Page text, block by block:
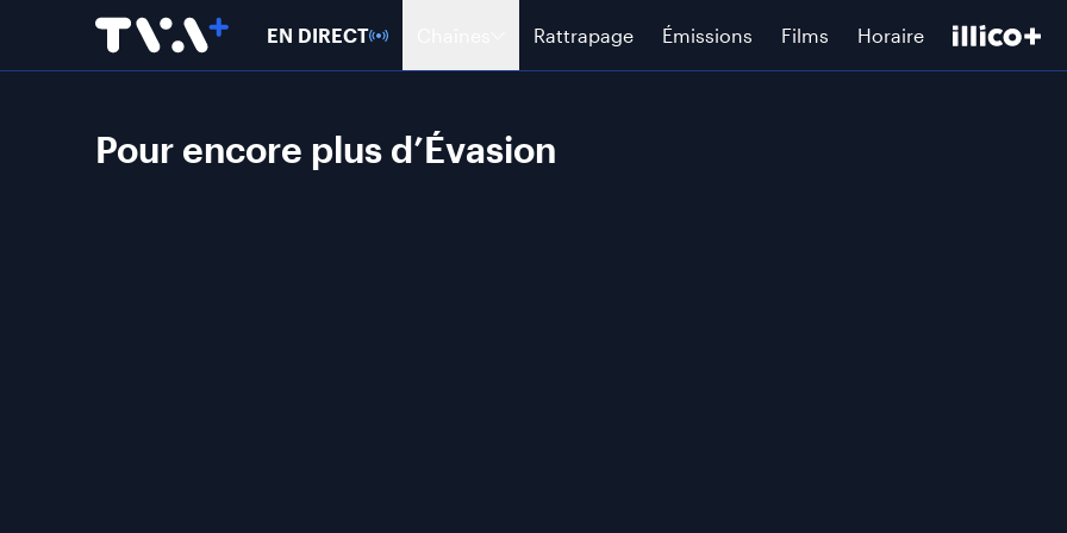
EN DIRECT Rattrapage Émissions Films Horaire
Pour encore plus d’Évasion